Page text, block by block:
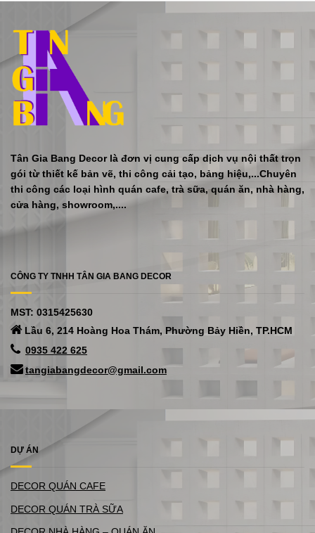
Tân Gia Bang Decor là đơn vị cung cấp dịch vụ nội thất trọn
gói từ thiết kế bản vẽ, thi công cải tạo, bảng hiệu,...Chuyên
thi công các loại hình quán cafe, trà sữa, quán ăn, nhà hàng,
cửa hàng, showroom,....
CÔNG TY TNHH TÂN GIA BANG DECOR
MST: 0315425630
Lầu 6, 214 Hoàng Hoa Thám, Phường Bảy Hiền, TP.HCM
0935 422 625
tangiabangdecor@gmail.com
DỰ ÁN
DECOR QUÁN CAFE
DECOR QUÁN TRÀ SỮA